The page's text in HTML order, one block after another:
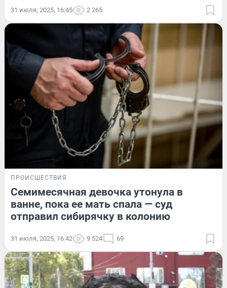
31 июля, 2025, 16:45 2 265
ПРОИСШЕСТВИЯ
Семимесячная девочка утонула в
ванне, пока ее мать спала — суд
отправил сибирячку в колонию
31 июля, 2025, 16:42 9 524 69